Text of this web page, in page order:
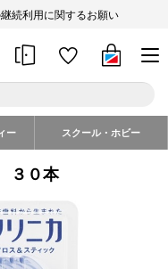
続利用に関するお願い
ー スクール・ホビー
３０本